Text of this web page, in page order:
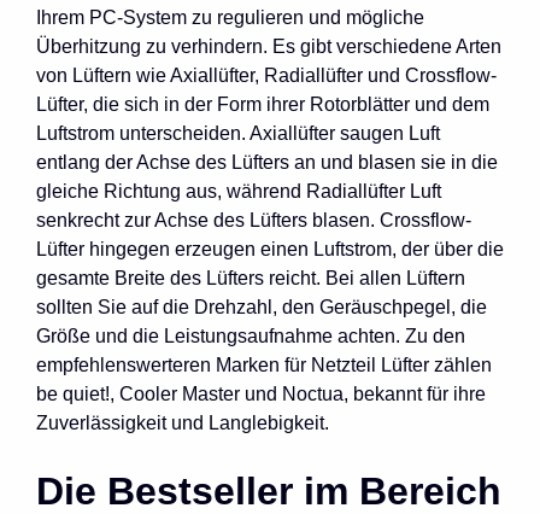
Ihrem PC-System zu regulieren und mögliche
Überhitzung zu verhindern. Es gibt verschiedene Arten
von Lüftern wie Axiallüfter, Radiallüfter und Crossflow-
Lüfter, die sich in der Form ihrer Rotorblätter und dem
Luftstrom unterscheiden. Axiallüfter saugen Luft
entlang der Achse des Lüfters an und blasen sie in die
gleiche Richtung aus, während Radiallüfter Luft
senkrecht zur Achse des Lüfters blasen. Crossflow-
Lüfter hingegen erzeugen einen Luftstrom, der über die
gesamte Breite des Lüfters reicht. Bei allen Lüftern
sollten Sie auf die Drehzahl, den Geräuschpegel, die
Größe und die Leistungsaufnahme achten. Zu den
empfehlenswerteren Marken für Netzteil Lüfter zählen
be quiet!, Cooler Master und Noctua, bekannt für ihre
Zuverlässigkeit und Langlebigkeit.
Die Bestseller im Bereich